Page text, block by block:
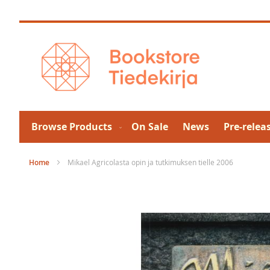
to
Browse Products On Sale News Pre-
Home Mikael Agricolasta opin ja tutkimuksen tielle 2006